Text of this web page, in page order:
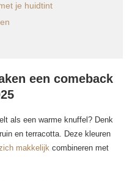
je huidtint
een comeback
als een warme knuffel? Denk
en terracotta. Deze kleuren
makkelijk combineren met